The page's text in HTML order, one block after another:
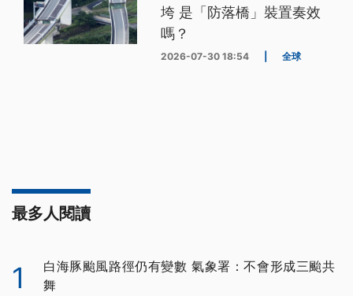
垮 是「防落橋」裝置奏效
嗎？
2026-07-30 18:54 全球
最多人閱讀
1
白海豚颱風路徑仍有變數 氣象署：不會形成三颱共
舞